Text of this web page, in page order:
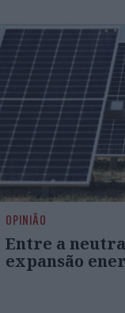
OPINIÃO
Entre a
expansão